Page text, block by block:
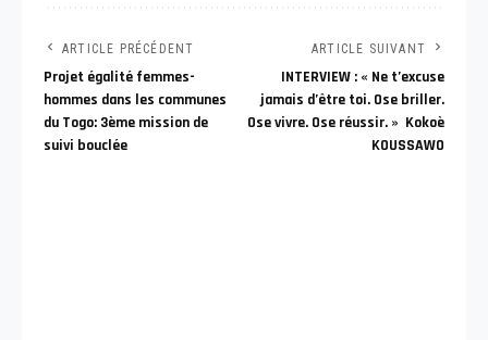
ARTICLE PRÉCÉDENT
Projet égalité femmes-
hommes dans les communes
du Togo: 3ème mission de
suivi bouclée
ARTICLE SUIVANT
INTERVIEW : « Ne t’excuse
jamais d’être toi. Ose briller.
Ose vivre. Ose réussir. » Kokoè
KOUSSAWO